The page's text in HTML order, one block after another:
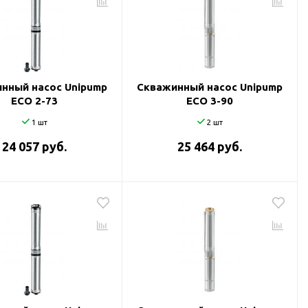
насос Unipump
ECO 2-73
1 шт
24 057 руб.
Скважинный насос Unipump
ECO 3-90
2 шт
25 464 руб.